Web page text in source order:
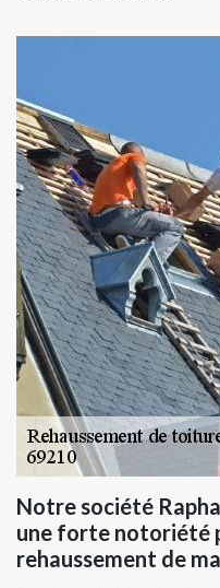
Notre société
une forte notoriété
rehaussement de